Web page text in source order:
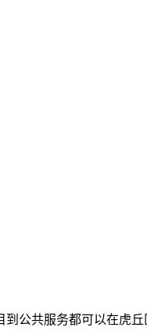
公共服务都可以在虎